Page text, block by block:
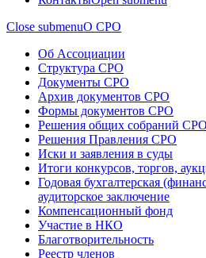
Close submenuО СРО
Об Ассоциации
Структура СРО
Документы СРО
Архив документов СРО
Формы документов СРО
Решения общих собраний СРО
Решения Правления СРО
Иски и заявления в суды
Итоги конкурсов, торгов,
Годовая бухгалтерская
аудиторское заключение
Компенсационный фонд
Участие в НКО
Благотворительность
Реестр членов